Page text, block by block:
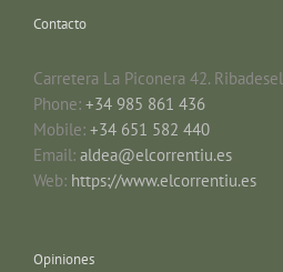
Contacto
Carretera La Piconera 42.
Phone: +34 985 861 436
Mobile: +34 651 582 440
Email: aldea@elcorrentiu.es
Web: https://www.elcorrentiu.es
Opiniones